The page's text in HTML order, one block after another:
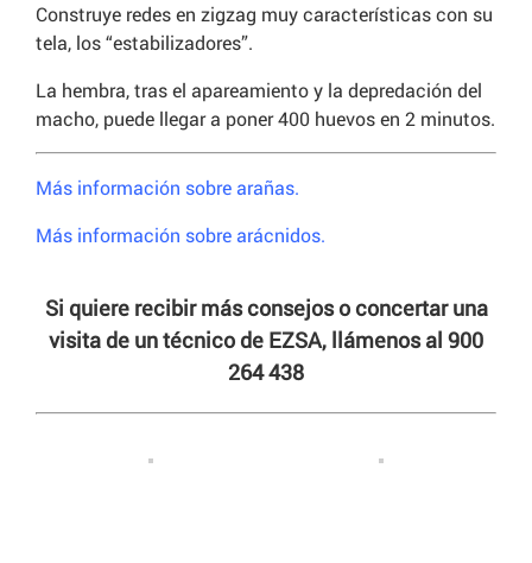
Construye redes en zigzag muy características con su
tela, los “estabilizadores”.
La hembra, tras el apareamiento y la depredación del
macho, puede llegar a poner 400 huevos en 2 minutos.
Más información sobre arañas.
Más información sobre arácnidos.
Si quiere recibir más consejos o concertar una
visita de un técnico de EZSA, llámenos al 900
264 438